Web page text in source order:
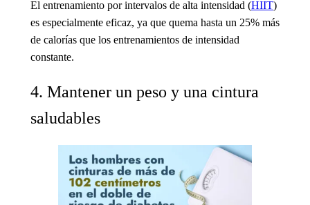
El entrenamiento por intervalos de alta intensidad (HIIT)
es especialmente eficaz, ya que quema hasta un 25% más
de calorías que los entrenamientos de intensidad
constante.
4. Mantener un peso y una cintura
saludables